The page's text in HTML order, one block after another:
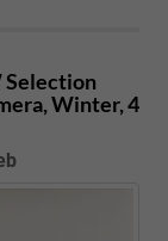
Selection
Winter, 4